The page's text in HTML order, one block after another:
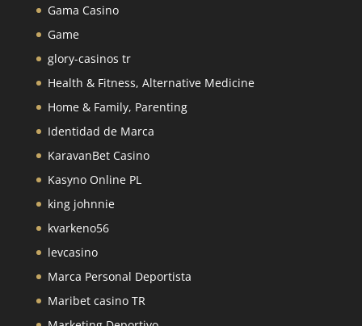
Gama Casino
Game
glory-casinos tr
Health & Fitness, Alternative Medicine
Home & Family, Parenting
Identidad de Marca
KaravanBet Casino
Kasyno Online PL
king johnnie
kvarkeno56
levcasino
Marca Personal Deportista
Maribet casino TR